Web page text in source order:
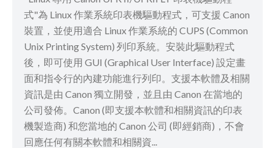
式"為 Linux 作業系統印表機驅動程式，可支援 Canon
裝置，並使用適合 Linux 作業系統的 CUPS (Common
Unix Printing System) 列印系統。安裝此驅動程式
後，即可使用 GUI (Graphical User Interface) 設定畫
面和指令行的內建功能進行列印。支援本軟體及相關
資訊是由 Canon 獨立開發，並且由 Canon 在當地的
公司發佈。Canon (即支援本軟體和相關資訊的印表
機製造商) 和您當地的 Canon 公司 (即經銷商)，不會
回應任何有關本軟體和相關資...